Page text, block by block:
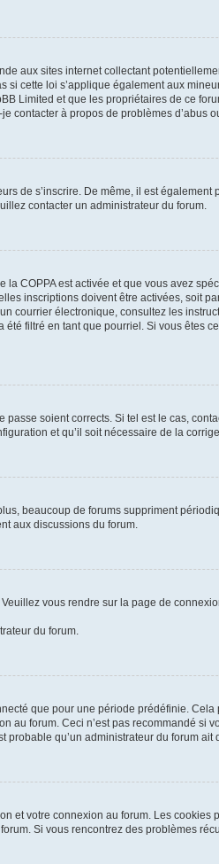
aux sites internet collectant
cette loi s’applique également aux
Limited et que les propriétaires de ce
à propos de problèmes d’abus
de s’inscrire. De même, il est
contacter un administrateur du forum.
COPPA est activée et que vous avez
inscriptions doivent être activées, soit
courrier électronique, consultez les
filtré en tant que pourriel. Si vous êtes
soient corrects. Si tel est le cas,
et qu’il soit nécessaire de la
beaucoup de forums suppriment
aux discussions du forum.
vous rendre sur la page de
du forum.
que pour une période prédéfinie. Cela
au forum. Ceci n’est pas recommandé si
qu’un administrateur du forum ait
et votre connexion au forum. Les cookies
Si vous rencontrez des problèmes